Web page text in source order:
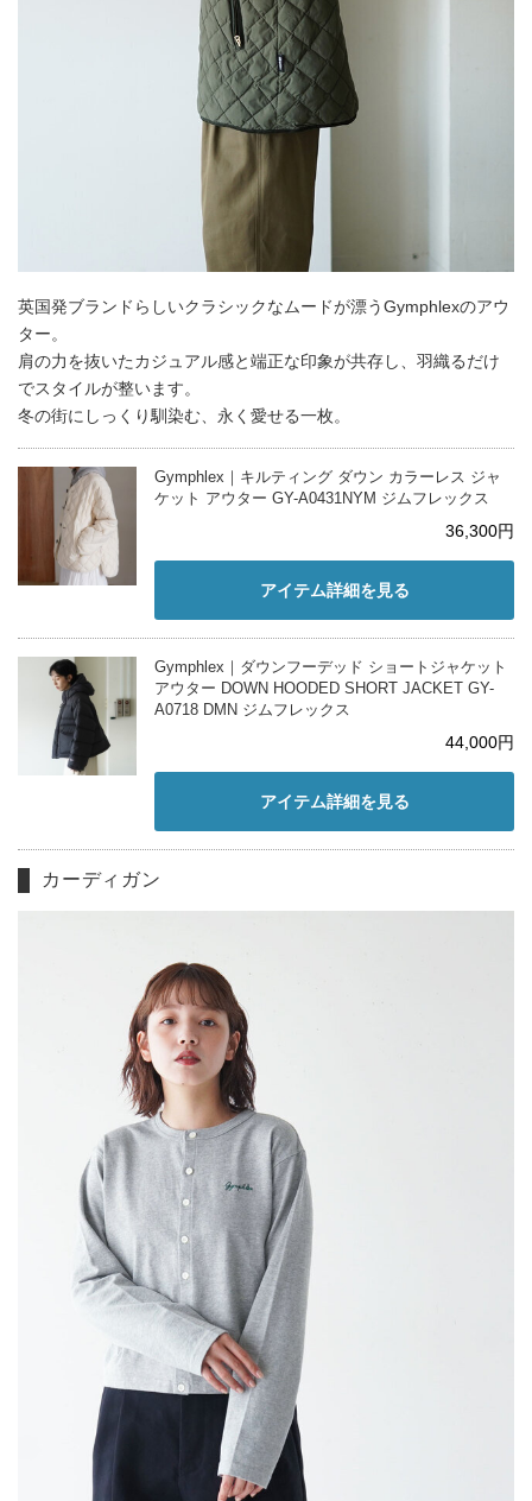
英国発ブランドらしいクラシックなムードが漂うGymphlexのアウ
ター。
肩の力を抜いたカジュアル感と端正な印象が共存し、羽織るだけ
でスタイルが整います。
冬の街にしっくり馴染む、永く愛せる一枚。
Gymphlex｜キルティング ダウン カラーレス ジャ
ケット アウター GY-A0431NYM ジムフレックス
36,300円
アイテム詳細を見る
Gymphlex｜ダウンフーデッド ショートジャケット
アウター DOWN HOODED SHORT JACKET GY-
A0718 DMN ジムフレックス
44,000円
アイテム詳細を見る
カーディガン